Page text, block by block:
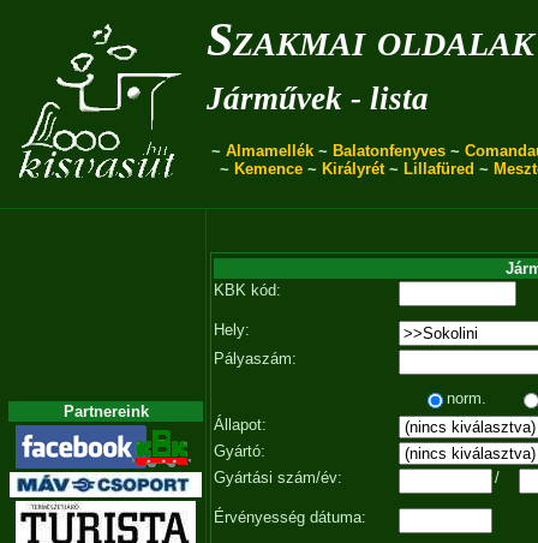
Szakmai oldalak
Járművek - lista
~ Almamellék ~ Balatonfenyves ~
~ Kemence~ Királyrét~ Lillafüred ~
Partnereink
KBK kód:
Hely:
Pályaszám:
norm.
Állapot:
Gyártó:
Gyártási szám/év:
/
Érvényesség dátuma: